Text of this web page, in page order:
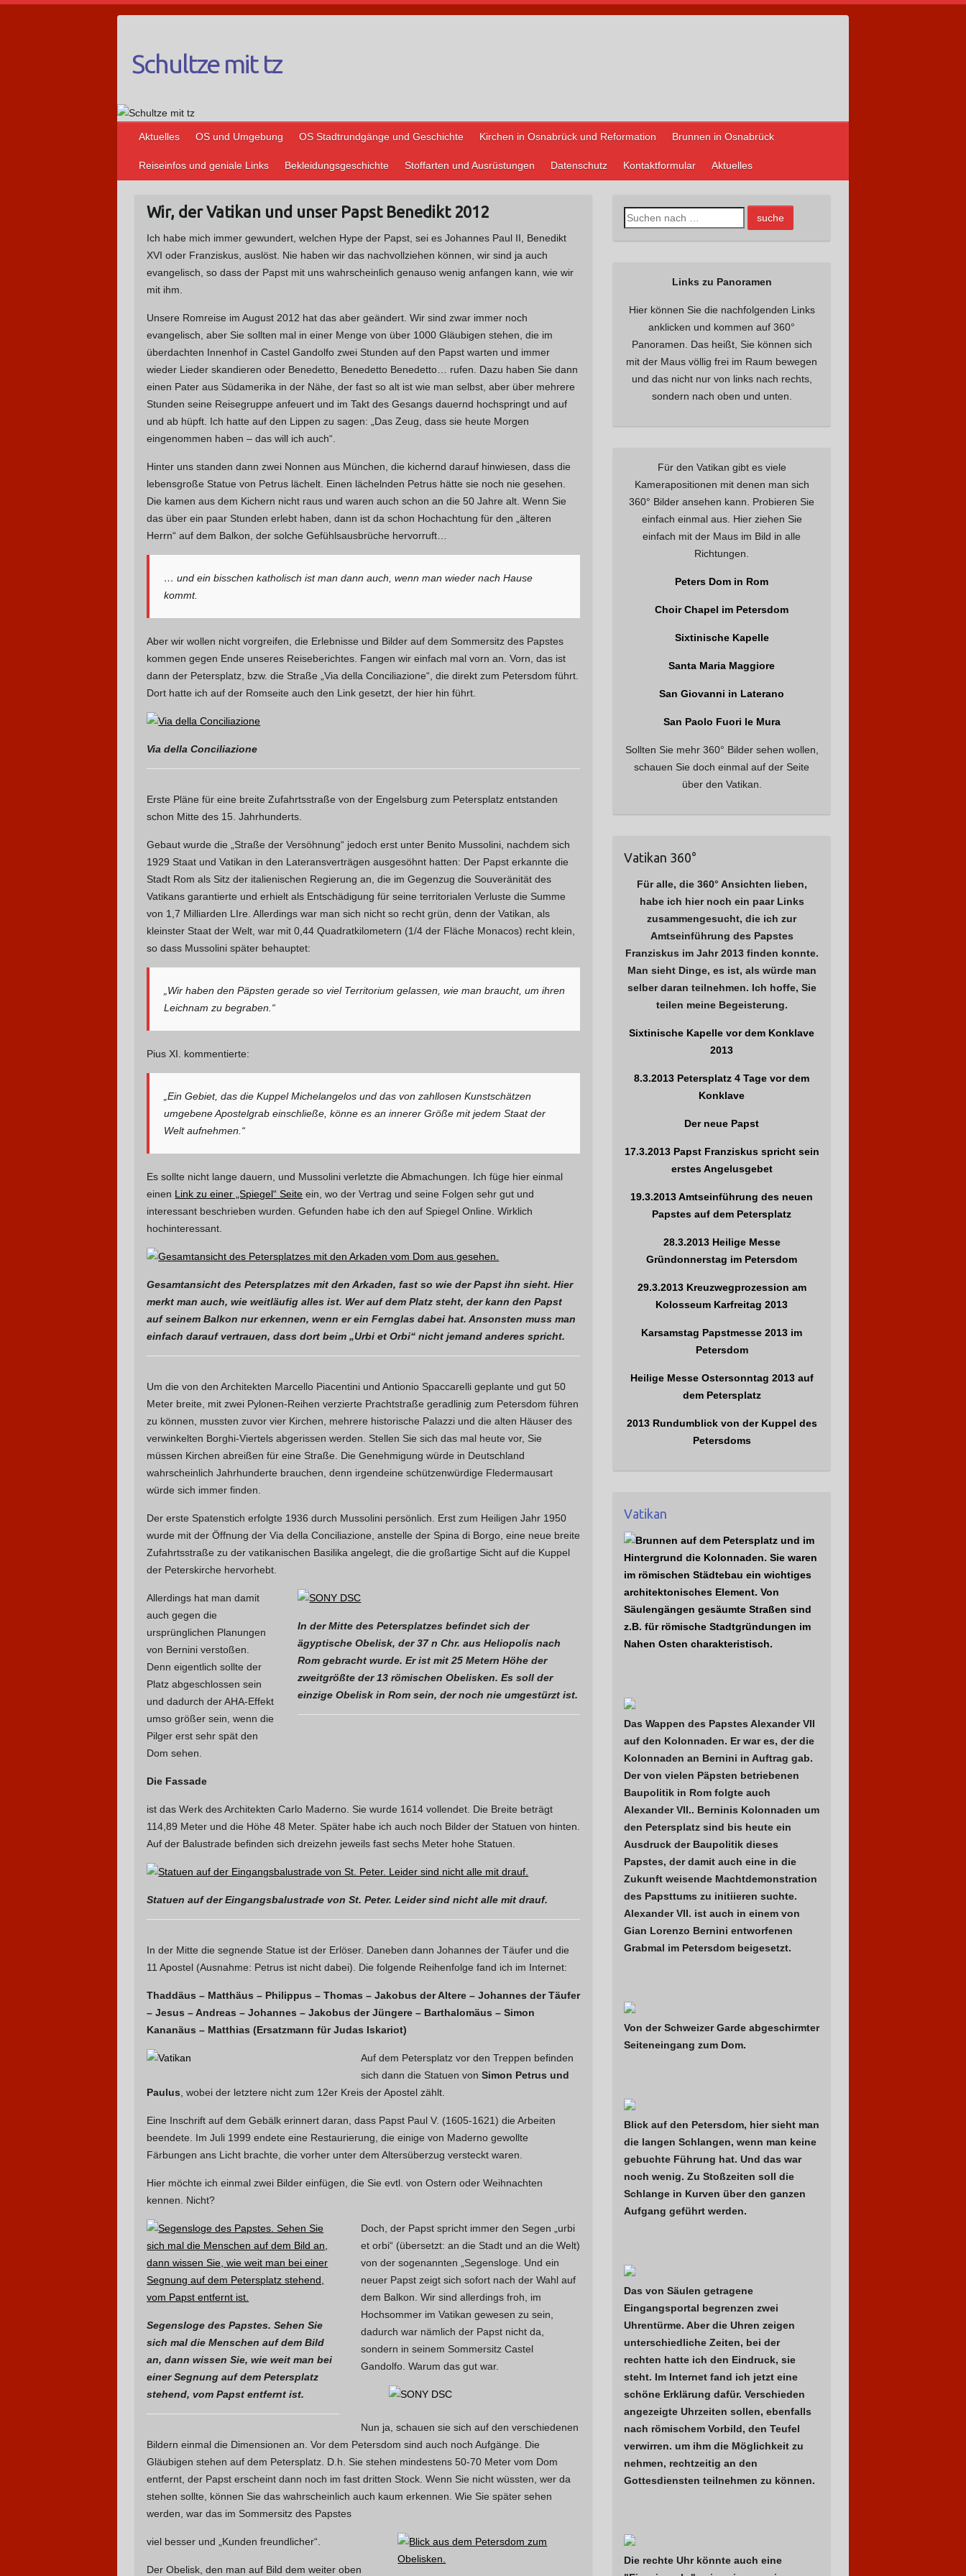
Schultze mit tz
Aktuelles OS und Umgebung OS Stadtrundgänge und Geschichte Kirchen in Osnabrück und Reformation Brunnen in Osnabrück
Reiseinfos und geniale Links Bekleidungsgeschichte Stoffarten und Ausrüstungen Datenschutz Kontaktformular Aktuelles
Wir, der Vatikan und unser Papst Benedikt 2012
Ich habe mich immer gewundert, welchen Hype der Papst, sei es Johannes Paul II, Benedikt
XVI oder Franziskus, auslöst. Nie haben wir das nachvollziehen können, wir sind ja auch
evangelisch, so dass der Papst mit uns wahrscheinlich genauso wenig anfangen kann, wie wir
mit ihm.
Unsere Romreise im August 2012 hat das aber geändert. Wir sind zwar immer noch
evangelisch, aber Sie sollten mal in einer Menge von über 1000 Gläubigen stehen, die im
überdachten Innenhof in Castel Gandolfo zwei Stunden auf den Papst warten und immer
wieder Lieder skandieren oder Benedetto, Benedetto Benedetto… rufen. Dazu haben Sie dann
einen Pater aus Südamerika in der Nähe, der fast so alt ist wie man selbst, aber über mehrere
Stunden seine Reisegruppe anfeuert und im Takt des Gesangs dauernd hochspringt und auf
und ab hüpft. Ich hatte auf den Lippen zu sagen: „Das Zeug, dass sie heute Morgen
eingenommen haben – das will ich auch“.
Hinter uns standen dann zwei Nonnen aus München, die kichernd darauf hinwiesen, dass die
lebensgroße Statue von Petrus lächelt. Einen lächelnden Petrus hätte sie noch nie gesehen.
Die kamen aus dem Kichern nicht raus und waren auch schon an die 50 Jahre alt. Wenn Sie
das über ein paar Stunden erlebt haben, dann ist da schon Hochachtung für den „älteren
Herrn“ auf dem Balkon, der solche Gefühlsausbrüche hervorruft…
… und ein bisschen katholisch ist man dann auch, wenn man wieder nach Hause
kommt.
Aber wir wollen nicht vorgreifen, die Erlebnisse und Bilder auf dem Sommersitz des Papstes
kommen gegen Ende unseres Reiseberichtes. Fangen wir einfach mal vorn an. Vorn, das ist
dann der Petersplatz, bzw. die Straße „Via della Conciliazione“, die direkt zum Petersdom führt.
Dort hatte ich auf der Romseite auch den Link gesetzt, der hier hin führt.
Via della Conciliazione
Erste Pläne für eine breite Zufahrtsstraße von der Engelsburg zum Petersplatz entstanden
schon Mitte des 15. Jahrhunderts.
Gebaut wurde die „Straße der Versöhnung“ jedoch erst unter Benito Mussolini, nachdem sich
1929 Staat und Vatikan in den Lateransverträgen ausgesöhnt hatten: Der Papst erkannte die
Stadt Rom als Sitz der italienischen Regierung an, die im Gegenzug die Souveränität des
Vatikans garantierte und erhielt als Entschädigung für seine territorialen Verluste die Summe
von 1,7 Milliarden LIre. Allerdings war man sich nicht so recht grün, denn der Vatikan, als
kleinster Staat der Welt, war mit 0,44 Quadratkilometern (1/4 der Fläche Monacos) recht klein,
so dass Mussolini später behauptet:
„Wir haben den Päpsten gerade so viel Territorium gelassen, wie man braucht, um ihren
Leichnam zu begraben.“
Pius XI. kommentierte:
„Ein Gebiet, das die Kuppel Michelangelos und das von zahllosen Kunstschätzen
umgebene Apostelgrab einschließe, könne es an innerer Größe mit jedem Staat der
Welt aufnehmen.“
Es sollte nicht lange dauern, und Mussolini verletzte die Abmachungen. Ich füge hier einmal
einen Link zu einer „Spiegel“ Seite ein, wo der Vertrag und seine Folgen sehr gut und
interessant beschrieben wurden. Gefunden habe ich den auf Spiegel Online. Wirklich
hochinteressant.
Gesamtansicht des Petersplatzes mit den Arkaden, fast so wie der Papst ihn sieht. Hier
merkt man auch, wie weitläufig alles ist. Wer auf dem Platz steht, der kann den Papst
auf seinem Balkon nur erkennen, wenn er ein Fernglas dabei hat. Ansonsten muss man
einfach darauf vertrauen, dass dort beim „Urbi et Orbi“ nicht jemand anderes spricht.
Um die von den Architekten Marcello Piacentini und Antionio Spaccarelli geplante und gut 50
Meter breite, mit zwei Pylonen-Reihen verzierte Prachtstraße geradlinig zum Petersdom führen
zu können, mussten zuvor vier Kirchen, mehrere historische Palazzi und die alten Häuser des
verwinkelten Borghi-Viertels abgerissen werden. Stellen Sie sich das mal heute vor, Sie
müssen Kirchen abreißen für eine Straße. Die Genehmigung würde in Deutschland
wahrscheinlich Jahrhunderte brauchen, denn irgendeine schützenwürdige Fledermausart
würde sich immer finden.
Der erste Spatenstich erfolgte 1936 durch Mussolini persönlich. Erst zum Heiligen Jahr 1950
wurde mit der Öffnung der Via della Conciliazione, anstelle der Spina di Borgo, eine neue breite
Zufahrtsstraße zu der vatikanischen Basilika angelegt, die die großartige Sicht auf die Kuppel
der Peterskirche hervorhebt.
In der Mitte des Petersplatzes befindet sich der
ägyptische Obelisk, der 37 n Chr. aus Heliopolis nach
Rom gebracht wurde. Er ist mit 25 Metern Höhe der
zweitgrößte der 13 römischen Obelisken. Es soll der
einzige Obelisk in Rom sein, der noch nie umgestürzt ist.
Allerdings hat man damit
auch gegen die
ursprünglichen Planungen
von Bernini verstoßen.
Denn eigentlich sollte der
Platz abgeschlossen sein
und dadurch der AHA-Effekt
umso größer sein, wenn die
Pilger erst sehr spät den
Dom sehen.
Die Fassade
ist das Werk des Architekten Carlo Maderno. Sie wurde 1614 vollendet. Die Breite beträgt
114,89 Meter und die Höhe 48 Meter. Später habe ich auch noch Bilder der Statuen von hinten.
Auf der Balustrade befinden sich dreizehn jeweils fast sechs Meter hohe Statuen.
Statuen auf der Eingangsbalustrade von St. Peter. Leider sind nicht alle mit drauf.
In der Mitte die segnende Statue ist der Erlöser. Daneben dann Johannes der Täufer und die
11 Apostel (Ausnahme: Petrus ist nicht dabei). Die folgende Reihenfolge fand ich im Internet:
Thaddäus – Matthäus – Philippus – Thomas – Jakobus der Altere – Johannes der Täufer
– Jesus – Andreas – Johannes – Jakobus der Jüngere – Barthalomäus – Simon
Kananäus – Matthias (Ersatzmann für Judas Iskariot)
Auf dem Petersplatz vor den Treppen befinden
sich dann die Statuen vonSimon Petrus und
Paulus , wobei der letztere nicht zum 12er Kreis der Apostel zählt.
Eine Inschrift auf dem Gebälk erinnert daran, dass Papst Paul V. (1605-1621) die Arbeiten
beendete. Im Juli 1999 endete eine Restaurierung, die einige von Maderno gewollte
Färbungen ans Licht brachte, die vorher unter dem Altersüberzug versteckt waren.
Hier möchte ich einmal zwei Bilder einfügen, die Sie evtl. von Ostern oder Weihnachten
kennen. Nicht?
Segensloge des Papstes. Sehen Sie
sich mal die Menschen auf dem Bild
an, dann wissen Sie, wie weit man bei
einer Segnung auf dem Petersplatz
stehend, vom Papst entfernt ist.
Doch, der Papst spricht immer den Segen „urbi
et orbi“ (übersetzt: an die Stadt und an die Welt)
von der sogenannten „Segensloge. Und ein
neuer Papst zeigt sich sofort nach der Wahl auf
dem Balkon. Wir sind allerdings froh, im
Hochsommer im Vatikan gewesen zu sein,
dadurch war nämlich der Papst nicht da,
sondern in seinem Sommersitz Castel
Gandolfo. Warum das gut war.
Nun ja, schauen sie sich auf den verschiedenen
Bildern einmal die Dimensionen an. Vor dem Petersdom sind auch noch Aufgänge. Die
Gläubigen stehen auf dem Petersplatz. D.h. Sie stehen mindestens 50-70 Meter vom Dom
entfernt, der Papst erscheint dann noch im fast dritten Stock. Wenn Sie nicht wüssten, wer da
stehen sollte, können Sie das wahrscheinlich auch kaum erkennen. Wie Sie später sehen
werden, war das im Sommersitz des Papstes
viel besser und „Kunden freundlicher“.
Der Obelisk, den man auf Bild dem weiter oben
S
u
Links zu Panoramen
Hier können Sie die nachfolgenden Links
anklicken und kommen auf 360°
Panoramen. Das heißt, Sie können sich
mit der Maus völlig frei im Raum bewegen
und das nicht nur von links nach rechts,
sondern nach oben und unten.
Für den Vatikan gibt es viele
Kamerapositionen mit denen man sich
360° Bilder ansehen kann. Probieren Sie
einfach einmal aus. Hier ziehen Sie
einfach mit der Maus im Bild in alle
Richtungen.
Peters Dom in Rom
Choir Chapel im Petersdom
Sixtinische Kapelle
Santa Maria Maggiore
San Giovanni in Laterano
San Paolo Fuori le Mura
Sollten Sie mehr 360° Bilder sehen wollen,
schauen Sie doch einmal auf der Seite
über den Vatikan.
Vatikan 360°
Für alle, die 360° Ansichten lieben,
habe ich hier noch ein paar Links
zusammengesucht, die ich zur
Amtseinführung des Papstes
Franziskus im Jahr 2013 finden konnte.
Man sieht Dinge, es ist, als würde man
selber daran teilnehmen. Ich hoffe, Sie
teilen meine Begeisterung.
Sixtinische Kapelle vor dem Konklave
2013
8.3.2013 Petersplatz 4 Tage vor dem
Konklave
Der neue Papst
17.3.2013 Papst Franziskus spricht sein
erstes Angelusgebet
19.3.2013 Amtseinführung des neuen
Papstes auf dem Petersplatz
28.3.2013 Heilige Messe
Gründonnerstag im Petersdom
29.3.2013 Kreuzwegprozession am
Kolosseum Karfreitag 2013
Karsamstag Papstmesse 2013 im
Petersdom
Heilige Messe Ostersonntag 2013 auf
dem Petersplatz
2013 Rundumblick von der Kuppel des
Petersdoms
Vatikan
Brunnen auf dem Petersplatz und im
Hintergrund die Kolonnaden. Sie waren
im römischen Städtebau ein wichtiges
architektonisches Element. Von
Säulengängen gesäumte Straßen sind
z.B. für römische Stadtgründungen im
Nahen Osten charakteristisch.
Das Wappen des Papstes Alexander VII
auf den Kolonnaden. Er war es, der die
Kolonnaden an Bernini in Auftrag gab.
Der von vielen Päpsten betriebenen
Baupolitik in Rom folgte auch
Alexander VII.. Berninis Kolonnaden um
den Petersplatz sind bis heute ein
Ausdruck der Baupolitik dieses
Papstes, der damit auch eine in die
Zukunft weisende Machtdemonstration
des Papsttums zu initiieren suchte.
Alexander VII. ist auch in einem von
Gian Lorenzo Bernini entworfenen
Grabmal im Petersdom beigesetzt.
Von der Schweizer Garde abgeschirmter
Seiteneingang zum Dom.
Blick auf den Petersdom, hier sieht man
die langen Schlangen, wenn man keine
gebuchte Führung hat. Und das war
noch wenig. Zu Stoßzeiten soll die
Schlange in Kurven über den ganzen
Aufgang geführt werden.
Das von Säulen getragene
Eingangsportal begrenzen zwei
Uhrentürme. Aber die Uhren zeigen
unterschiedliche Zeiten, bei der
rechten hatte ich den Eindruck, sie
steht. Im Internet fand ich jetzt eine
schöne Erklärung dafür. Verschieden
angezeigte Uhrzeiten sollen, ebenfalls
nach römischem Vorbild, den Teufel
verwirren. um ihm die Möglichkeit zu
nehmen, rechtzeitig an den
Gottesdiensten teilnehmen zu können.
Die rechte Uhr könnte auch eine